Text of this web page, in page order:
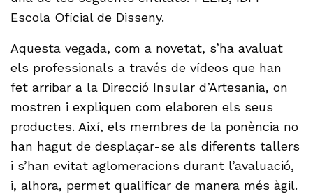
Escola Oficial de Disseny.
Aquesta vegada, com a novetat, s’ha avaluat
els professionals a través de vídeos que han
fet arribar a la Direcció Insular d’Artesania, on
mostren i expliquen com elaboren els seus
productes. Així, els membres de la ponència no
han hagut de desplaçar-se als diferents tallers
i s’han evitat aglomeracions durant l’avaluació,
i, alhora, permet qualificar de manera més àgil.